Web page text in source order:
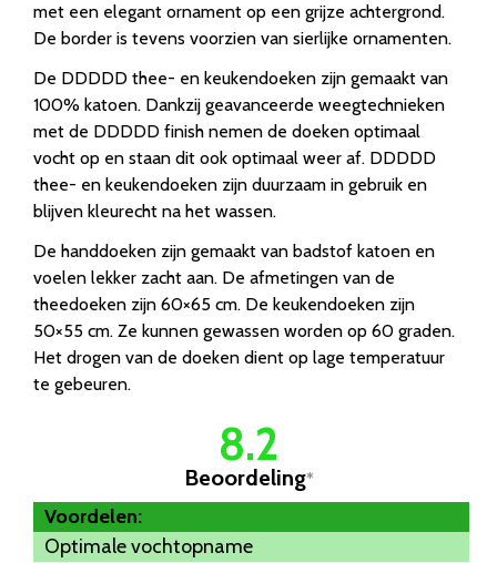
met een elegant ornament op een grijze achtergrond.
De border is tevens voorzien van sierlijke ornamenten.
De DDDDD thee- en keukendoeken zijn gemaakt van
100% katoen. Dankzij geavanceerde weegtechnieken
met de DDDDD finish nemen de doeken optimaal
vocht op en staan dit ook optimaal weer af. DDDDD
thee- en keukendoeken zijn duurzaam in gebruik en
blijven kleurecht na het wassen.
De handdoeken zijn gemaakt van badstof katoen en
voelen lekker zacht aan. De afmetingen van de
theedoeken zijn 60×65 cm. De keukendoeken zijn
50×55 cm. Ze kunnen gewassen worden op 60 graden.
Het drogen van de doeken dient op lage temperatuur
te gebeuren.
8.2
Beoordeling*
Voordelen:
Optimale vochtopname